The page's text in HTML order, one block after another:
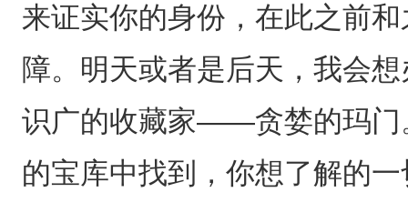
来证实你的身份，在此之前
障。明天或者是后天，我会
识广的收藏家——贪婪的玛门
的宝库中找到，你想了解的